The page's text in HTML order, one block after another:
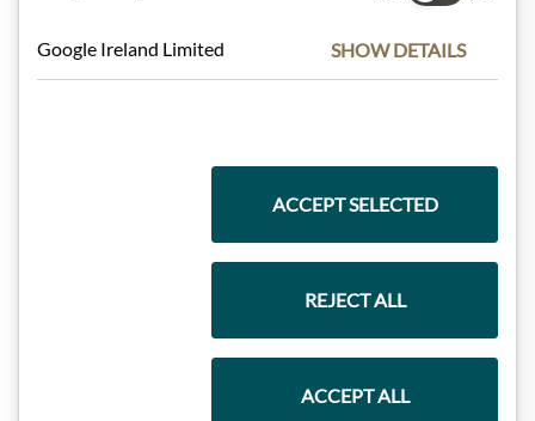
Google Ireland Limited SHOW DETAILS
ACCEPT SELECTED
REJECT ALL
ACCEPT ALL